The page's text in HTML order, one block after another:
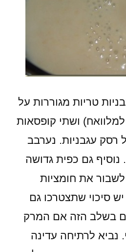
לרביכה 6 עגבניות טריות מגוררות על
ושתי קופסאות
גר') של רסק עגבניות. נערבב
גם כפית גדושה
את חומציות
סיכוי שתצטרכו גם
בשלב הזה אם המרק
נביא לרתיחה עדינה